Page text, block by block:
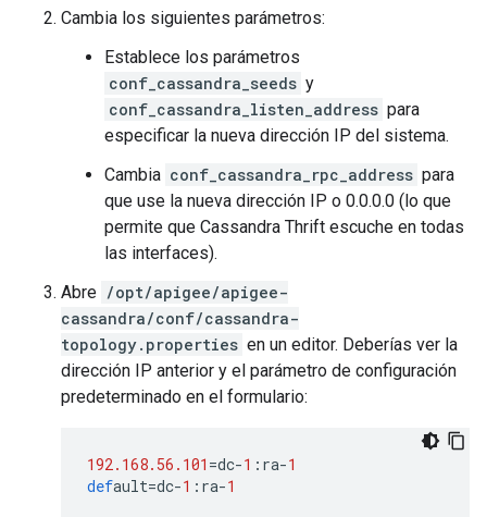
Cambia los siguientes parámetros:
Establece los parámetros
conf_cassandra_seeds y
conf_cassandra_listen_address para
especificar la nueva dirección IP del sistema.
Cambia conf_cassandra_rpc_address para
que use la nueva dirección IP o 0.0.0.0 (lo que
permite que Cassandra Thrift escuche en todas
las interfaces).
Abre /opt/apigee/apigee-
cassandra/conf/cassandra-
topology.properties en un editor. Deberías ver la
dirección IP anterior y el parámetro de configuración
predeterminado en el formulario:
192.168.56.101 =dc-1 : ra-1
default=dc-1 : ra-1